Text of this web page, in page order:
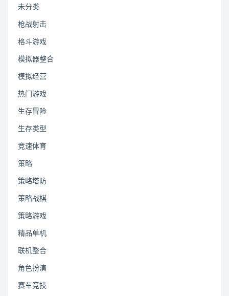
未分类
枪战射击
格斗游戏
模拟器整合
模拟经营
热门游戏
生存冒险
生存类型
竞速体育
策略
策略塔防
策略战棋
策略游戏
精品单机
联机整合
角色扮演
赛车竞技